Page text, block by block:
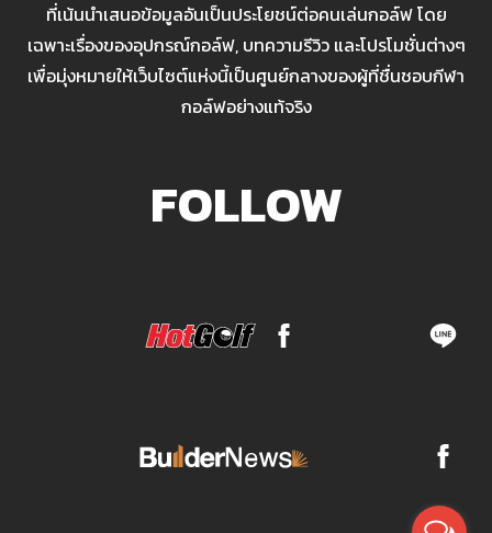
ที่เน้นนำเสนอข้อมูลอันเป็นประโยชน์ต่อคนเล่นกอล์ฟ โดย
เฉพาะเรื่องของอุปกรณ์กอล์ฟ, บทความรีวิว และโปรโมชั่นต่างๆ
เพื่อมุ่งหมายให้เว็บไซต์แห่งนี้เป็นศูนย์กลางของผู้ที่ชื่นชอบกีฬา
กอล์ฟอย่างแท้จริง
FOLLOW